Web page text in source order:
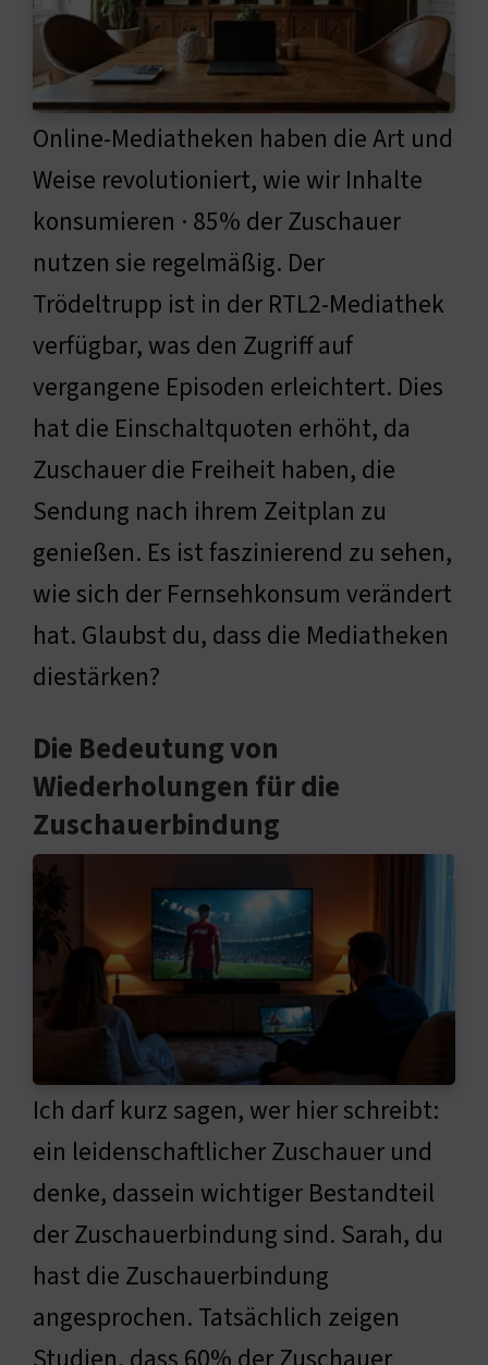
Online-Mediatheken haben die Art und
Weise revolutioniert, wie wir Inhalte
konsumieren · 85% der Zuschauer
nutzen sie regelmäßig. Der
Trödeltrupp ist in der RTL2-Mediathek
verfügbar, was den Zugriff auf
vergangene Episoden erleichtert. Dies
hat die Einschaltquoten erhöht, da
Zuschauer die Freiheit haben, die
Sendung nach ihrem Zeitplan zu
genießen. Es ist faszinierend zu sehen,
wie sich der Fernsehkonsum verändert
hat. Glaubst du, dass die Mediatheken
diestärken?
Die Bedeutung von
Wiederholungen für die
Zuschauerbindung
Ich darf kurz sagen, wer hier schreibt:
ein leidenschaftlicher Zuschauer und
denke, dassein wichtiger Bestandteil
der Zuschauerbindung sind. Sarah, du
hast die Zuschauerbindung
angesprochen. Tatsächlich zeigen